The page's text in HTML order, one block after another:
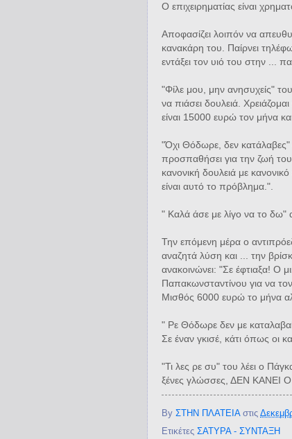
Ο επιχειρηματίας είναι
Αποφασίζει λοιπόν να
κανακάρη του. Παίρνει
εντάξει τον υιό του στην ...
"Φίλε μου, μην ανησυχείς"
να πιάσει δουλειά.
είναι 15000 ευρώ τον μήνα
"Όχι Θόδωρε, δεν
προσπαθήσει για την ζωή
κανονική δουλειά με
είναι αυτό το πρόβλημα.".
" Καλά άσε με λίγο να το δω"
Την επόμενη μέρα ο
αναζητά λύση και ... την
ανακοινώνει: "Σε έφτιαξα! Ο
Παπακωνσταντίνου για να
Μισθός 6000 ευρώ το μήνα
" Ρε Θόδωρε δεν με
Σε έναν γκισέ, κάτι όπως οι
"Τι λες ρε συ" του λέει ο
ξένες γλώσσες, ΔΕΝ ΚΑΝΕΙ
By ΣΤΗΝ ΠΛΑΤΕΙΑ στις
Ετικέτες ΣΑΤΥΡΑ - ΣΥΝΤΑΞΗ